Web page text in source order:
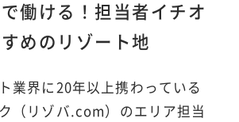
働ける！担当者イチオ
めのリゾート地
業界に20年以上携わっている
（リゾバ.com）のエリア担当